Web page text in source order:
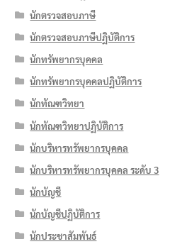
นักตรวจสอบภาษี
นักตรวจสอบภาษีปฏิบัติการ
นักทรัพยากรบุคคล
นักทรัพยากรบุคคลปฏิบัติการ
นักทัณฑวิทยา
นักทัณฑวิทยาปฏิบัติการ
นักบริหารทรัพยากรบุคคล
นักบริหารทรัพยากรบุคคล ระดับ 3
นักบัญชี
นักบัญชีปฏิบัติการ
นักประชาสัมพันธ์